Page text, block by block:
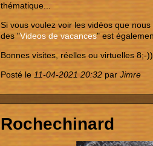
thématique...
Si vous voulez voir les vidéos que
des "Videos de vacances" est
Bonnes visites, réelles ou virtuelles 8;-))
Posté le 11-04-2021 20:32 par Jimre
Rochechinard